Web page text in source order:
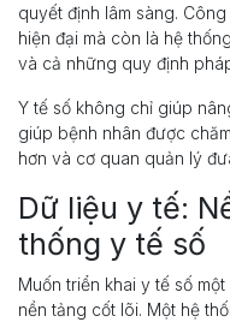
quyết định lâm sàng.
hiện đại mà còn là hệ
và cả những quy định
Y tế số không chỉ giúp
giúp bệnh nhân được
hơn và cơ quan quản lý
Dữ liệu y tế:
thống y tế số
Muốn triển khai y tế số
nền tảng cốt lõi. Một hệ